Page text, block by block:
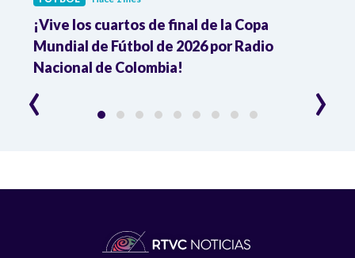
¡Vive los cuartos de final de la Copa
Mundial de Fútbol de 2026 por Radio
Nacional de Colombia!
‹ ›